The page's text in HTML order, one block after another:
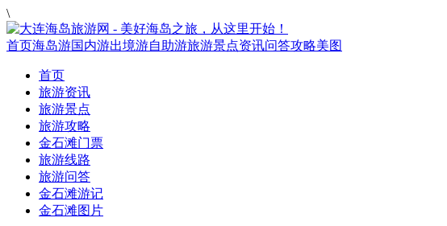
\
首页海岛游国内游出境游自助游旅游景点资讯问答攻略美图
首页
旅游资讯
旅游景点
旅游攻略
金石滩门票
旅游线路
旅游问答
金石滩游记
金石滩图片